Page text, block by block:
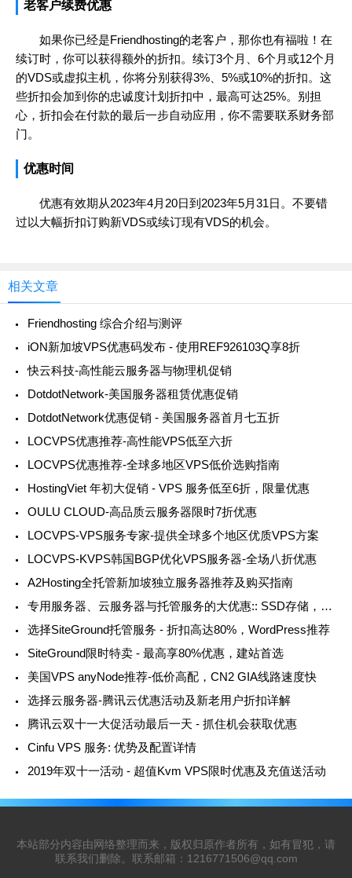
老客户续费优惠
如果你已经是Friendhosting的老客户，那你也有福啦！在
续订时，你可以获得额外的折扣。续订3个月、6个月或12个月
的VDS或虚拟主机，你将分别获得3%、5%或10%的折扣。这
些折扣会加到你的忠诚度计划折扣中，最高可达25%。别担
心，折扣会在付款的最后一步自动应用，你不需要联系财务部
门。
优惠时间
优惠有效期从2023年4月20日到2023年5月31日。不要错
过以大幅折扣订购新VDS或续订现有VDS的机会。
相关文章
Friendhosting 综合介绍与测评
iON新加坡VPS优惠码发布 - 使用REF926103Q享8折
快云科技-高性能云服务器与物理机促销
DotdotNetwork-美国服务器租赁优惠促销
DotdotNetwork优惠促销 - 美国服务器首月七五折
LOCVPS优惠推荐-高性能VPS低至六折
LOCVPS优惠推荐-全球多地区VPS低价选购指南
HostingViet 年初大促销 - VPS 服务低至6折，限量优惠
OULU CLOUD-高品质云服务器限时7折优惠
LOCVPS-VPS服务专家-提供全球多个地区优质VPS方案
LOCVPS-KVPS韩国BGP优化VPS服务器-全场八折优惠
A2Hosting全托管新加坡独立服务器推荐及购买指南
专用服务器、云服务器与托管服务的大优惠:: SSD存储，千兆带宽，免费IPv6
选择SiteGround托管服务 - 折扣高达80%，WordPress推荐
SiteGround限时特卖 - 最高享80%优惠，建站首选
美国VPS anyNode推荐-低价高配，CN2 GIA线路速度快
选择云服务器-腾讯云优惠活动及新老用户折扣详解
腾讯云双十一大促活动最后一天 - 抓住机会获取优惠
Cinfu VPS 服务: 优势及配置详情
2019年双十一活动 - 超值Kvm VPS限时优惠及充值送活动
本站部分内容由网络整理而来，版权归原作者所有，如有冒犯，请
联系我们删除。联系邮箱： 1216771506@qq.com